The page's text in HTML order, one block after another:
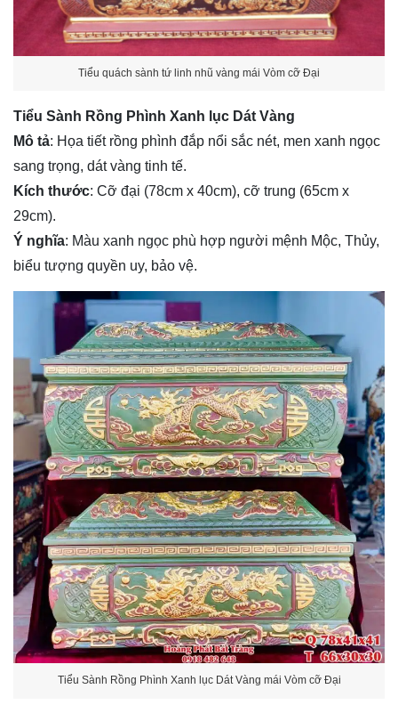
Tiểu quách sành tứ linh nhũ vàng mái Vòm cỡ Đại
Tiểu Sành Rồng Phình Xanh lục Dát Vàng
Mô tả: Họa tiết rồng phình đắp nổi sắc nét, men xanh ngọc
sang trọng, dát vàng tinh tế.
Kích thước: Cỡ đại (78cm x 40cm), cỡ trung (65cm x
29cm).
Ý nghĩa: Màu xanh ngọc phù hợp người mệnh Mộc, Thủy,
biểu tượng quyền uy, bảo vệ.
Tiểu Sành Rồng Phình Xanh lục Dát Vàng mái Vòm cỡ Đại